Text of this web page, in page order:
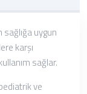
uygun
karşı
sağlar.
ve